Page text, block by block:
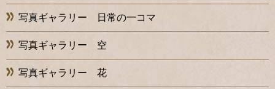
写真ギャラリー 日常の一コマ
写真ギャラリー 空
写真ギャラリー 花